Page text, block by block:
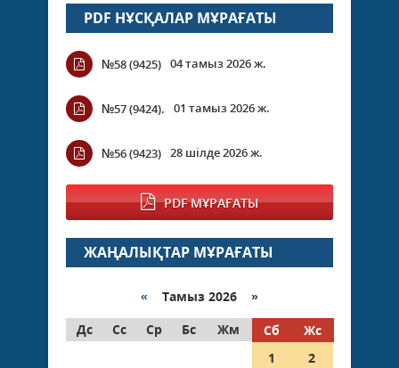
PDF НҰСҚАЛАР МҰРАҒАТЫ
№58 (9425) 04 тамыз 2026 ж.
№57 (9424). 01 тамыз 2026 ж.
№56 (9423) 28 шілде 2026 ж.
PDF МҰРАҒАТЫ
ЖАҢАЛЫҚТАР МҰРАҒАТЫ
« Тамыз 2026 »
Дс
Сс Ср Бс Жм Сб
Жс
1
2